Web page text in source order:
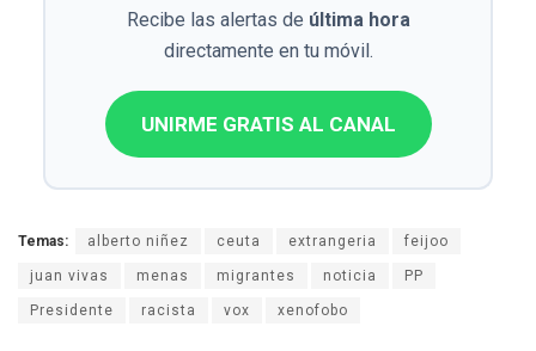
Recibe las alertas de última hora
directamente en tu móvil.
UNIRME GRATIS AL CANAL
Temas: alberto niñez ceuta extrangeria feijoo
juan vivas menas migrantes noticia PP
Presidente racista vox xenofobo